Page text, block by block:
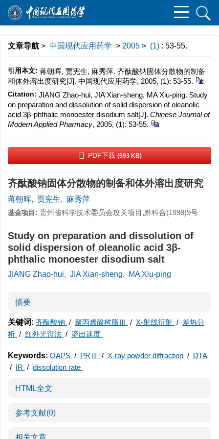
文章导航 > 中国现代应用药学 > 2005 > (1) : 53-55.
引用本文: 蒋朝晖, 贾宪生, 麻秀萍. 齐酞酸钠固体分散物的制备
和体外溶出度研究[J]. 中国现代应用药学, 2005, (1): 53-55.
Citation: JIANG Zhao-hui, JIA Xian-sheng, MA Xiu-ping. Study
on preparation and dissolution of solid dispersion of oleanolic
acid 3β-phthalic monoester disodium salt[J]. Chinese Journal of
Modern Applied Pharmacy, 2005, (1): 53-55.
PDF下载 (593 KB)
齐酞酸钠固体分散物的制备和体外溶出度研究
蒋朝晖, 贾宪生, 麻秀萍
基金项目: 贵州省科学技术委员会攻关项目,黔科合(1998)9号
Study on preparation and dissolution of
solid dispersion of oleanolic acid 3β-
phthalic monoester disodium salt
JIANG Zhao-hui, JIA Xian-sheng, MA Xiu-ping
摘要
关键词: 齐酞酸钠 / 聚丙烯酸树脂Ⅲ / X-射线衍射 / 差热分
析 / 红外光谱法 / 溶出速度
Keywords: OAPS / PRⅢ / X-ray powder diffraction / DTA
/ IR / dissolution rate
HTML全文
参考文献(0)
相关文章